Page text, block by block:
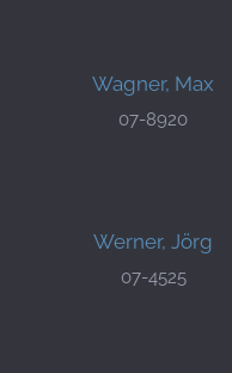
Wagner, Max
07-8920
Werner, Jörg
07-4525